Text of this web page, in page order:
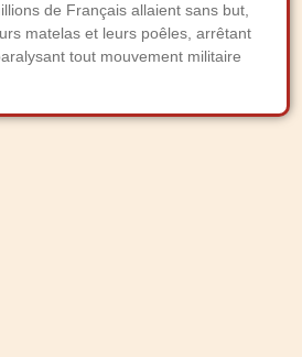
de Français allaient sans but,
matelas et leurs poêles, arrêtant
tout mouvement militaire